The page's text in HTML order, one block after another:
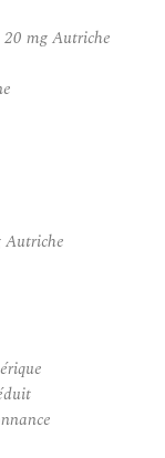
mg Autriche
Autriche